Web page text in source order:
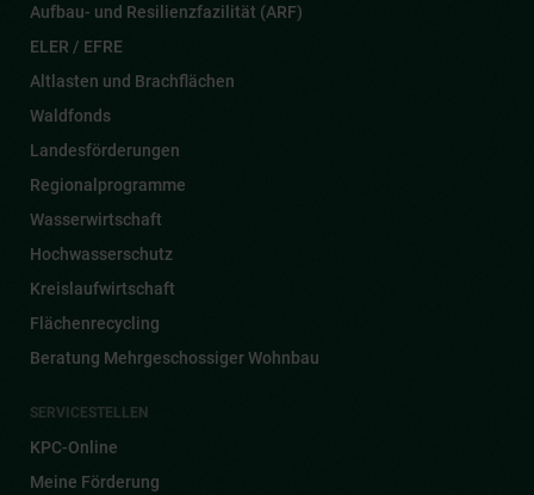
Aufbau- und Resilienzfazilität (ARF)
ELER / EFRE
Altlasten und Brachflächen
Waldfonds
Landesförderungen
Regionalprogramme
Wasserwirtschaft
Hochwasserschutz
Kreislaufwirtschaft
Flächenrecycling
Beratung Mehrgeschossiger Wohnbau
SERVICESTELLEN
KPC-Online
Meine Förderung